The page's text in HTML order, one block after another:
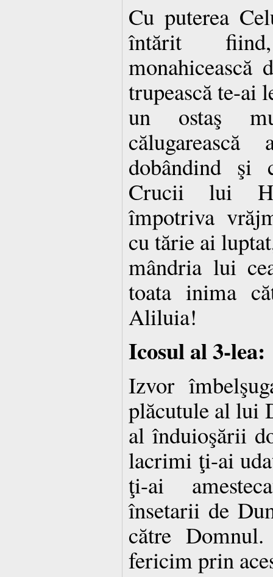
Cu puterea
întărit
monahicească
trupească te-ai
un ostaş
dobândind şi
Crucii lui
împotriva
cu tărie ai
mândria lui
toata inima
Aliluia!
Icosul al 3-lea:
Izvor
plăcutule al lui
al înduioşării
lacrimi ţi-ai
ţi-ai
însetarii de
către
fericim prin